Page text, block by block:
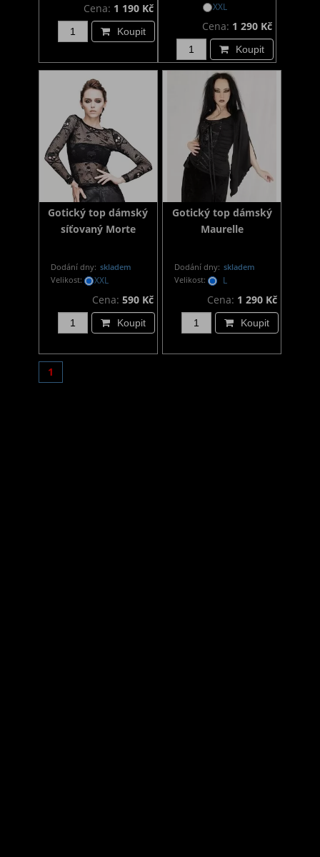
Cena: 1 190 Kč
Koupit
XXL
Cena: 1 290 Kč
Koupit
Gotický top dámský
síťovaný Morte
Dodání dny: skladem
Velikost:
XXL
Cena: 590 Kč
Koupit
Gotický top dámský
Maurelle
Dodání dny: skladem
Velikost:
L
Cena: 1 290 Kč
Koupit
1